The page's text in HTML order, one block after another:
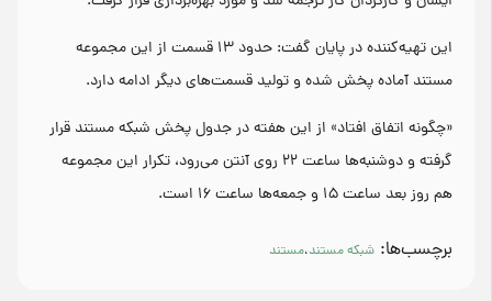
این تهیه‌کننده در پایان گفت: حدود ۱۳ قسمت از این مجموعه
مستند آماده پخش شده و تولید قسمت‌های دیگر ادامه دارد.
«چگونه اتفاق افتاد» از این هفته در جدول پخش شبکه مستند قرار
گرفته و دوشنبه‌ها ساعت ۲۲ روی آنتن می‌رود، تکرار این مجموعه
هم روز بعد ساعت ۱۵ و جمعه‌ها ساعت ۱۶ است.
برچسب‌ها: شبکه مستند،مستند